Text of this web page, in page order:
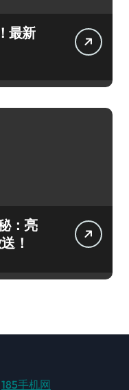
最新
：亮
！
185手机网